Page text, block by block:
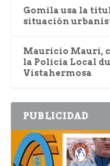
Gomila usa la
situación
Mauricio Mauri,
la Policía Local
Vistahermosa
PUBLICIDAD